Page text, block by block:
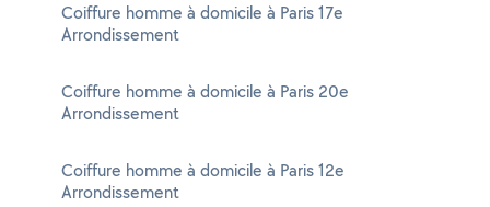
Coiffure homme à domicile à Paris 17e
Arrondissement
Coiffure homme à domicile à Paris 20e
Arrondissement
Coiffure homme à domicile à Paris 12e
Arrondissement